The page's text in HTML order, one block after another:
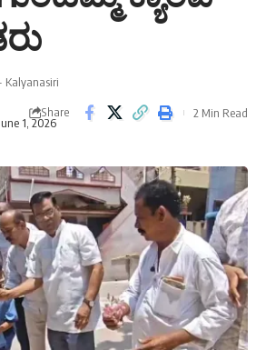
- Kalyanasiri
Share